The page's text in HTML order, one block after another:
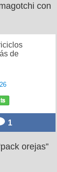
con
de
1
orejas”